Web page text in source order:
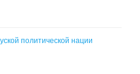
политической нации